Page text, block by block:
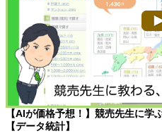
【AIが価格予想！】競売先生に学
【データ統計】